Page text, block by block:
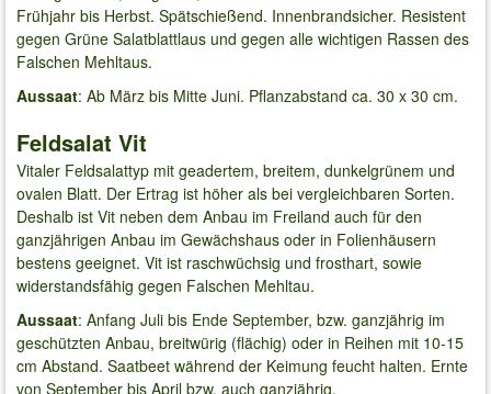
Frühjahr bis Herbst. Spätschießend. Innenbrandsicher. Resistent
gegen Grüne Salatblattlaus und gegen alle wichtigen Rassen des
Falschen Mehltaus.
Aussaat: Ab März bis Mitte Juni. Pflanzabstand ca. 30 x 30 cm.
Feldsalat Vit
Vitaler Feldsalattyp mit geadertem, breitem, dunkelgrünem und
ovalen Blatt. Der Ertrag ist höher als bei vergleichbaren Sorten.
Deshalb ist Vit neben dem Anbau im Freiland auch für den
ganzjährigen Anbau im Gewächshaus oder in Folienhäusern
bestens geeignet. Vit ist raschwüchsig und frosthart, sowie
widerstandsfähig gegen Falschen Mehltau.
Aussaat: Anfang Juli bis Ende September, bzw. ganzjährig im
geschützten Anbau, breitwürig (flächig) oder in Reihen mit 10-15
cm Abstand. Saatbeet während der Keimung feucht halten. Ernte
von September bis April bzw. auch ganzjährig.